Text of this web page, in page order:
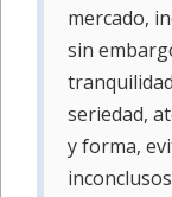
mercado,
sin
seriedad,
y forma,